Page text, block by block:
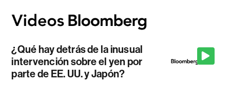
¿Qué hay detrás de la inusual
intervención sobre el yen por
parte de EE. UU. y Japón?